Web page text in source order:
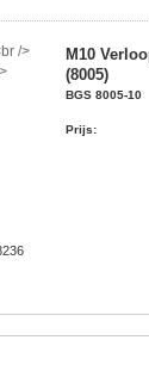
M10
(8005)
BGS 8005-10
Prijs: